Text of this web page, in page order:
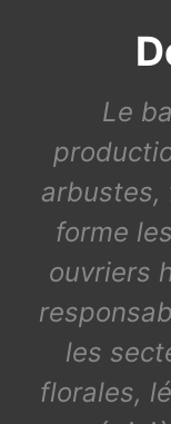
Le
arbustes,
forme
ouvriers
les
florales,